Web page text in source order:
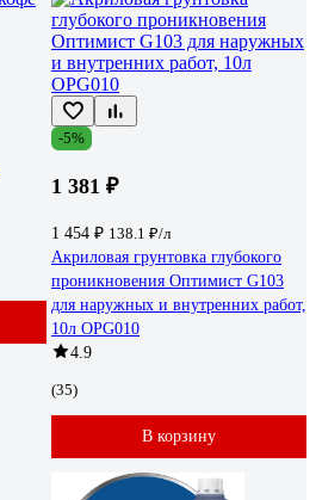
-5%
1 381 ₽
1 454 ₽ 138.1 ₽/л
Акриловая грунтовка глубокого
проникновения Оптимист G103
для наружных и внутренних работ,
10л OPG010
4.9
(35)
В корзину